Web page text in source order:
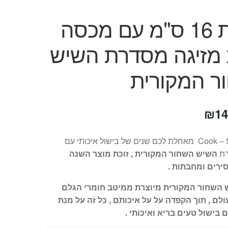
קלחת 16 ס"מ עם מכסה
מזיגה מסדרת השיש
המקורית
₪
הוא:
₪149.
חברת Cook – Shop מאחלת לכם שנים של בישול איכותי עם
השיש השחור המקורית , זוכת מוצר השנה
ומחבתות .
המקורית מיוצרת ממיטב חומרי הגלם
, תוך הקפדה על על איכותם , כל זה על מנת
בישול טעים בריא ואיכותי .